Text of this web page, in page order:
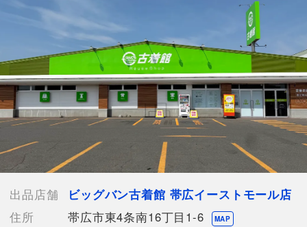
【店舗内商品コード】1002100939296
【メーカー】ISSEY MIYAKE HaaT
【型番】HA31FG567
【対象】レディース
【カラー】パープル
【総丈】約92cm
【ウエスト】約64cm
【付属品】なし
【ランク】Bランク
通常使用による傷や汚れが見受けられる中古品
【使用予定配送業者】佐川急便 飛脚宅配便60サイズ
【こちらの商品は在庫連動システムを導入し、店頭や他ネットシ
ョップと併売を行なっておりますが、
タイミングによりシステムの反映が間に合わず欠品となってしま
出品店舗
ビッグバン古着館 帯広イーストモール店
住所
帯広市東4条南16丁目1-6 MAP